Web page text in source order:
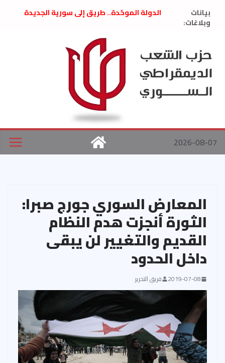
بيانات
وبلاغات:
الدولة الموحّدة.. طريق إلى سورية الجديدة
العام السابق لحزب الاتحاد الاشتراكي العربي
الديمقراطي
بلاغ صادر عن اجتماع اللجنة المركزية نيسان
2026
الحرب الأمريكية الإسرائيلية على نظام الملالي
في إيران .. بيان من حزب الشعب الديمقراطي
السوري
2026-08-07
المعارض السوري جورج صبرا:
الثورة أنجزت هدم النظام
القديم والتغيير لن يبقى
داخل الحدود
2019-07-08 فريق التحرير